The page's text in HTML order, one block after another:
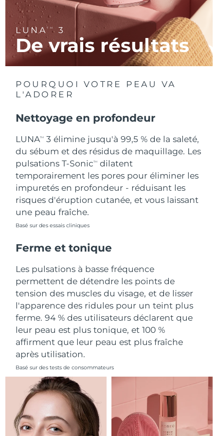
LUNATM 3
De vrais résultats
POURQUOI VOTRE PEAU VA
L'ADORER
Nettoyage en profondeur
LUNATM
3 élimine jusqu'à 99,5 % de la saleté,
du sébum et des résidus de maquillage. Les
pulsations T-SonicTM
dilatent
temporairement les pores pour éliminer les
impuretés en profondeur - réduisant les
risques d'éruption cutanée, et vous laissant
une peau fraîche.
Basé sur des essais cliniques
Ferme et tonique
Les pulsations à basse fréquence
permettent de détendre les points de
tension des muscles du visage, et de lisser
l'apparence des ridules pour un teint plus
ferme. 94 % des utilisateurs déclarent que
leur peau est plus tonique, et 100 %
affirment que leur peau est plus fraîche
après utilisation.
Basé sur des tests de consommateurs
R.A.S. chinoise de
Macao
Livraison estimée11/8/26
Malaisie Livraison estimée12/8/26
Malte
Monaco Livraison estimée
Pays-Bas Livraison estimée 9/8/26
Nouvelle-Zélande
Norvège Livraison estimée9/8/26
Oman
Portugal Livraison estimée
Porto Rico Livraison estimée11/8/26
Qatar Livraison estimée
La Réunion
Roumanie Livraison estimée9/8/26
Russie Livraison estimée
Arabie saoudite Livraison estimée